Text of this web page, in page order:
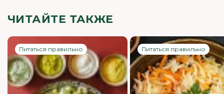
ЧИТАЙТЕ ТАКЖЕ
Питаться правильно Питаться правильно